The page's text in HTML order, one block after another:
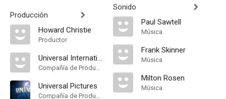
Producción
Howard Christie
Productor
Universal International Pictures
Compañía de Produccion
Universal Pictures
Compañía de Produccion
Sonido
Paul Sawtell
Música
Frank Skinner
Música
Milton Rosen
Música